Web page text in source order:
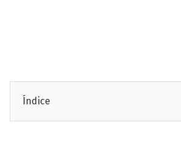
Índice